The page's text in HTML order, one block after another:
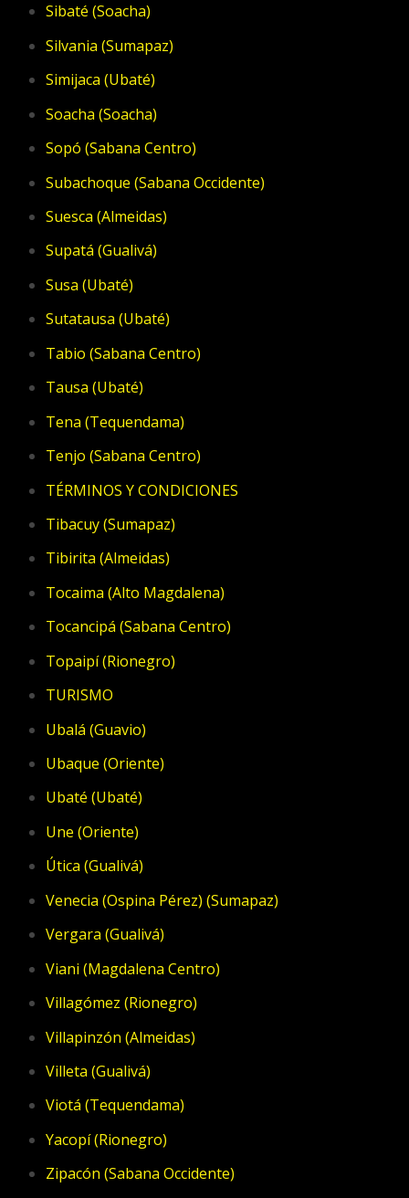
Sibaté (Soacha)
Silvania (Sumapaz)
Simijaca (Ubaté)
Soacha (Soacha)
Sopó (Sabana Centro)
Subachoque (Sabana Occidente)
Suesca (Almeidas)
Supatá (Gualivá)
Susa (Ubaté)
Sutatausa (Ubaté)
Tabio (Sabana Centro)
Tausa (Ubaté)
Tena (Tequendama)
Tenjo (Sabana Centro)
TÉRMINOS Y CONDICIONES
Tibacuy (Sumapaz)
Tibirita (Almeidas)
Tocaima (Alto Magdalena)
Tocancipá (Sabana Centro)
Topaipí (Rionegro)
TURISMO
Ubalá (Guavio)
Ubaque (Oriente)
Ubaté (Ubaté)
Une (Oriente)
Útica (Gualivá)
Venecia (Ospina Pérez) (Sumapaz)
Vergara (Gualivá)
Viani (Magdalena Centro)
Villagómez (Rionegro)
Villapinzón (Almeidas)
Villeta (Gualivá)
Viotá (Tequendama)
Yacopí (Rionegro)
Zipacón (Sabana Occidente)